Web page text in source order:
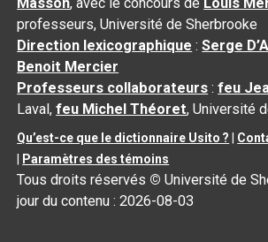
professeurs, Université de Sherbrooke
Direction lexicographique :Serge
Benoit Mercier
Professeurs collaborateurs :feu
Laval,feu Michel Théoret, Université
Qu’est-ce que le dictionnaire Usito ?
Paramètres des témoins
Tous droits réservés © Université de
jour du contenu :2026-08-03